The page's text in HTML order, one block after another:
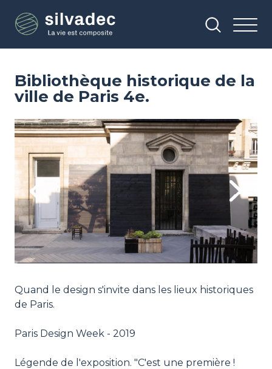
contenu
Bibliothèque historique de la
ville de Paris 4e.
Previous
Image
Next
Quand le design s'invite dans les lieux historiques
de Paris.
Paris Design Week - 2019
Légende de l'exposition. "C'est une première !